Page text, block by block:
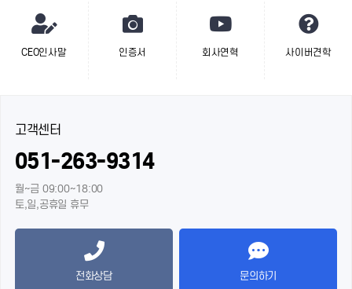
CEO인사말 인증서 회사연혁 사이버견학
고객센터
051-263-9314
월~금 09:00~18:00
토,일,공휴일 휴무
전화상담 문의하기